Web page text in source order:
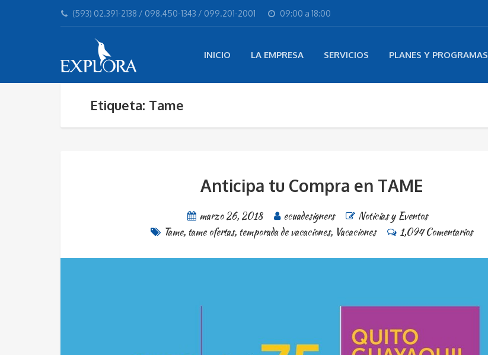
(593) 02.391-2138 / 098.450-1343 / 099.201-2001 09:00 a 18:00
INICIO LA EMPRESA SERVICIOS PLANES Y PROGRAMAS
Etiqueta: Tame
Anticipa tu Compra en TAME
marzo 26, 2018 ecuadesigners
Noticias y Eventos
Tame, tame ofertas, temporada de vacaciones, Vacaciones 1,094 Comentarios